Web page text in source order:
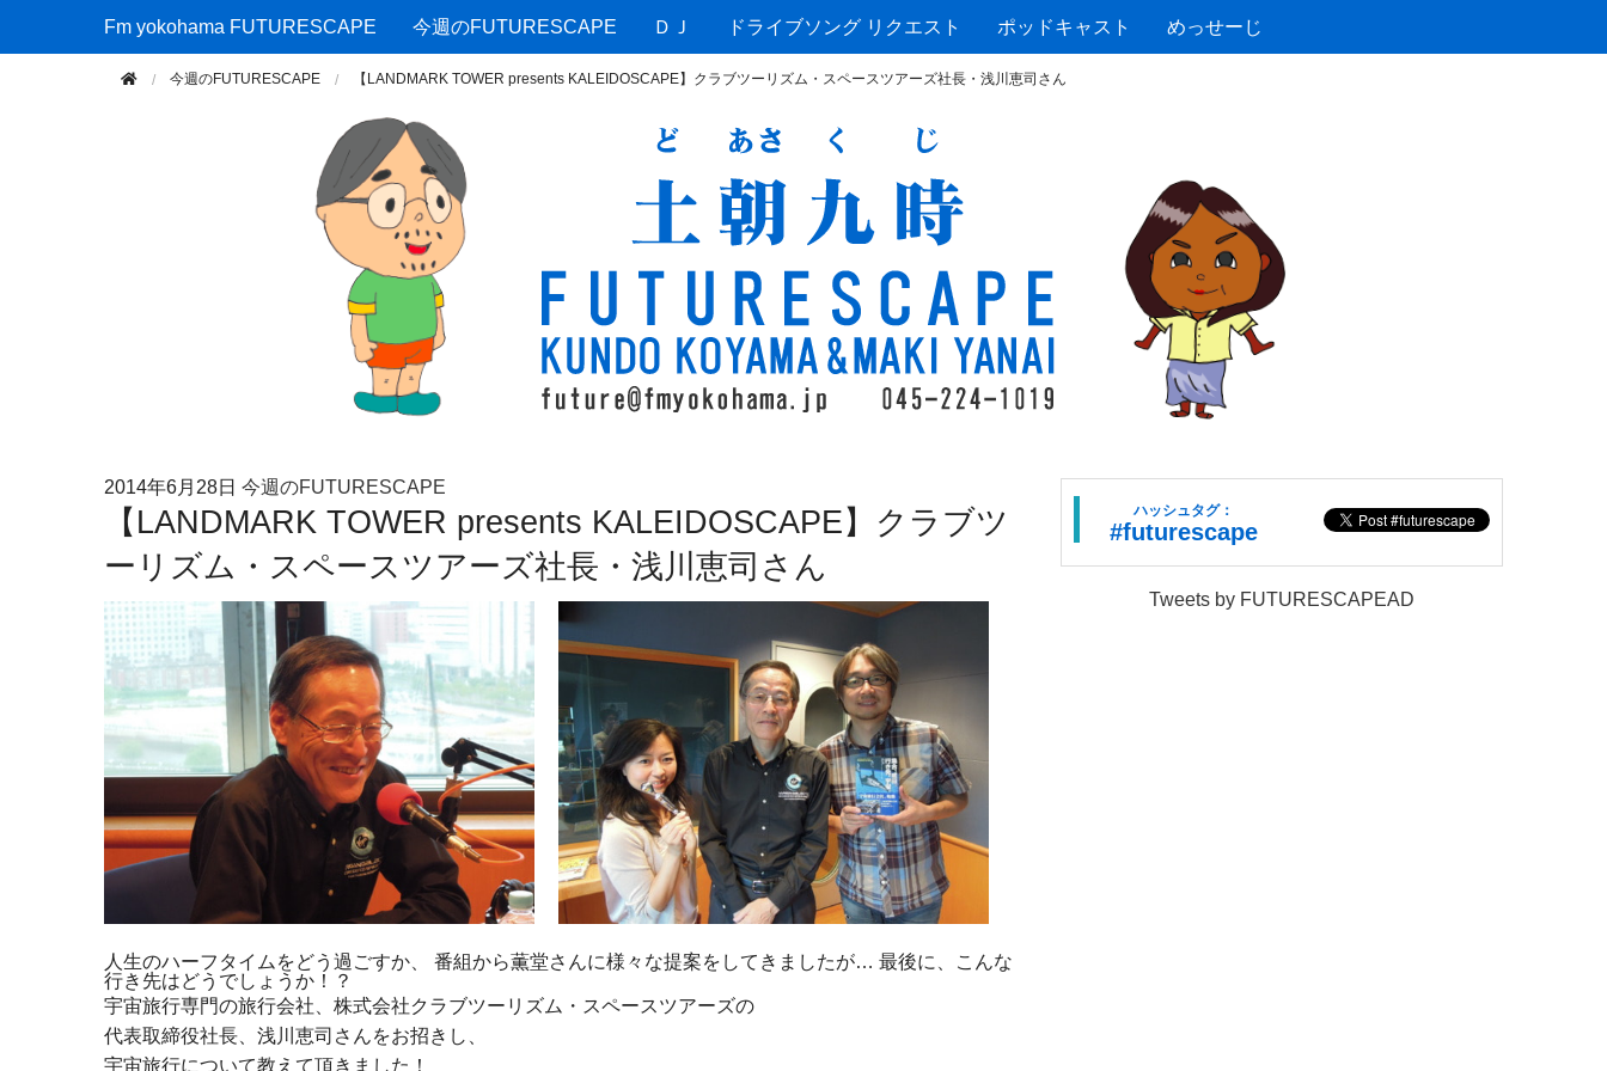
Fm yokohama FUTURESCAPE
Fm yokohama FUTURESCAPE 今週のFUTURESCAPE ＤＪ ドライブソング リクエスト ポッドキャスト めっせーじ
今週のFUTURESCAPE 【LANDMARK TOWER presents KALEIDOSCAPE】クラブツーリズム・スペースツアーズ社長・浅川恵司さん
2014年6月28日 今週のFUTURESCAPE
【LANDMARK TOWER presents KALEIDOSCAPE】クラブツ
ーリズム・スペースツアーズ社長・浅川恵司さん
人生のハーフタイムをどう過ごすか、 番組から薫堂さんに様々な提案をしてきましたが… 最後に、こんな
行き先はどうでしょうか！？
宇宙旅行専門の旅行会社、株式会社クラブツーリズム・スペースツアーズの
代表取締役社長、浅川恵司さんをお招きし、
宇宙旅行について教えて頂きました！
ハッシュタグ：
#futurescape
Tweets by FUTURESCAPEAD